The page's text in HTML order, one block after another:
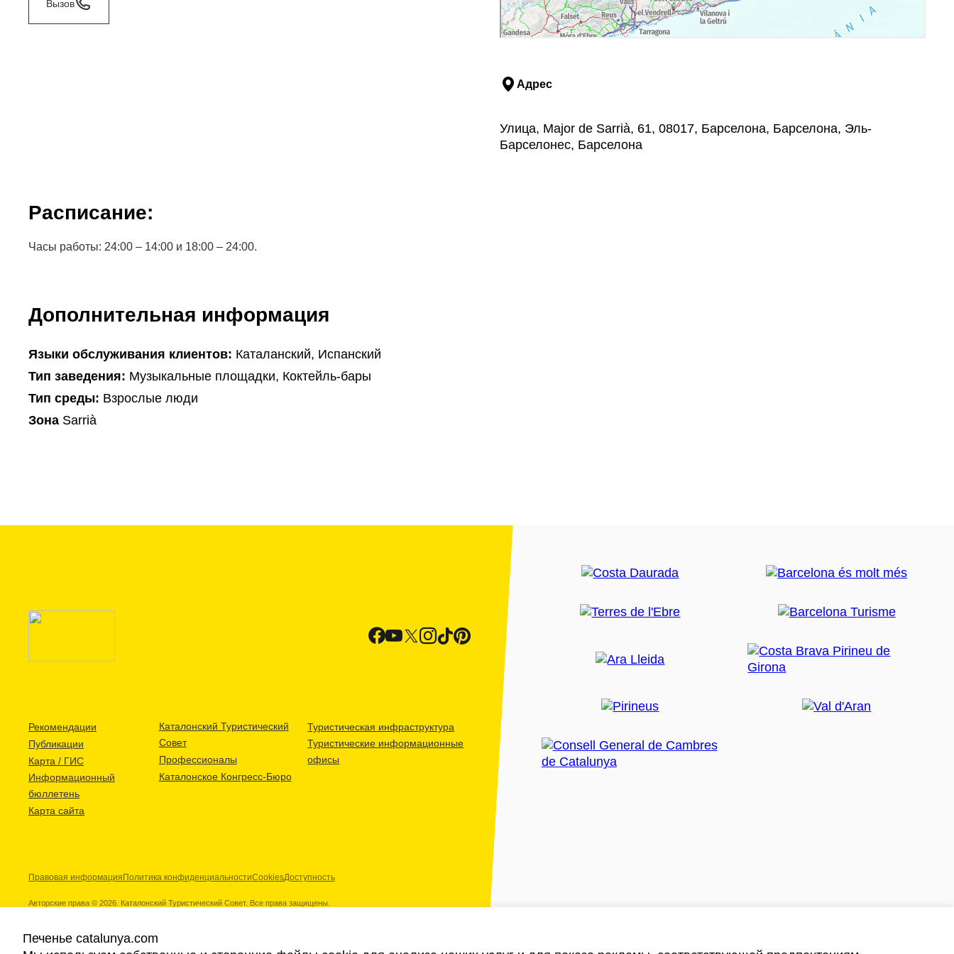
Вызов
Адрес
Улица, Major de Sarrià, 61, 08017, Барселона, Барселона, Эль-
Барселонес, Барселона
Расписание:
Часы работы: 24:00 – 14:00 и 18:00 – 24:00.
Дополнительная информация
Языки обслуживания клиентов: Каталанский, Испанский
Тип заведения: Музыкальные площадки, Коктейль-бары
Тип среды: Взрослые люди
Зона Sarrià
Рекомендации
Публикации
Карта / ГИС
Информационный
бюллетень
Карта сайта
Каталонский Туристический
Совет
Профессионалы
Каталонское Конгресс-Бюро
Туристическая инфраструктура
Туристические информационные
офисы
Правовая информация Политика конфиденциальностиCookiesДоступность
Авторские права © 2026. Каталонский Туристический Совет. Все права защищены.
Печенье catalunya.com